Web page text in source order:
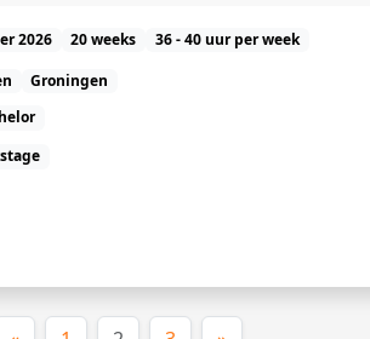
2026 20 weeks
36 - 40 uur per week
Groningen